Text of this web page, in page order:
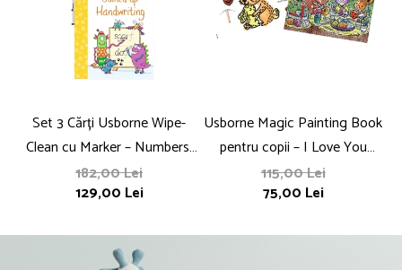
Set 3 Cărți Usborne Wipe-
Clean cu Marker – Numbers,
Words, Handwriting pentru
Copii
182,00 Lei
129,00 Lei
Usborne Magic Painting Book
pentru copii – I Love You
Bunny / Easter Magic
Painting
115,00 Lei
75,00 Lei